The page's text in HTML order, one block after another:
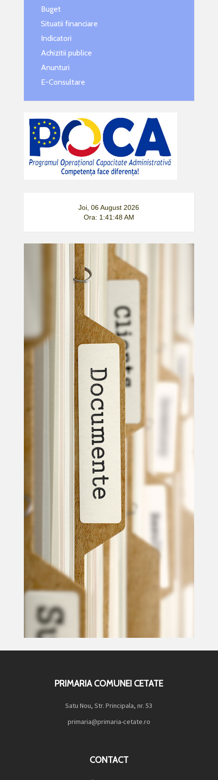
Buget
Situatii financiare
Indicatori
Achizitii publice
Anunturi
E-Consultare
Joi, 06 August 2026
Ora: 1:41:48 AM
PRIMARIA COMUNEI CETATE
Satu Nou, Str. Principala, nr. 53
primaria@primaria-cetate.ro
CONTACT